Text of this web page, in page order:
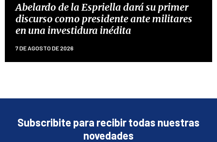
Abelardo de la Espriella dará su primer
discurso como presidente ante militares
en una investidura inédita
7 DE AGOSTO DE 2026
Subscribite para recibir todas nuestras
novedades